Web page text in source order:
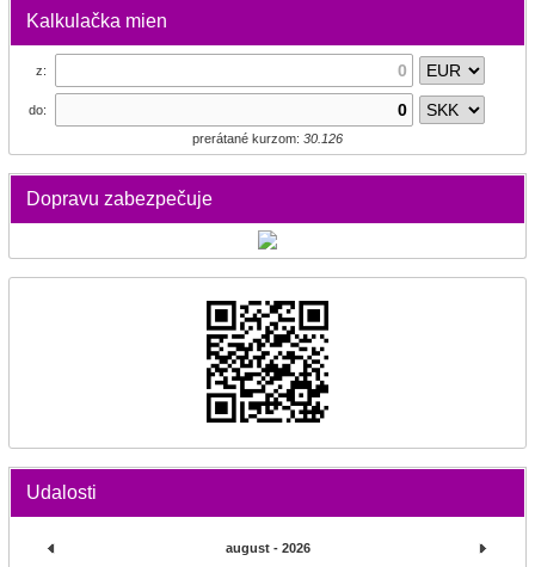
Kalkulačka mien
z:
do:
prerátané kurzom: 30.126
Dopravu zabezpečuje
Udalosti
august - 2026